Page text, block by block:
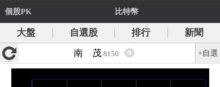
個股PK 比特幣
大盤 自選股 排行
新聞
南 茂 8150 N +自選